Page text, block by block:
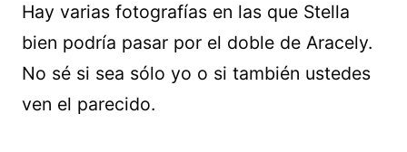
Hay varias fotografías en las que Stella
bien podría pasar por el doble de Aracely.
No sé si sea sólo yo o si también ustedes
ven el parecido.